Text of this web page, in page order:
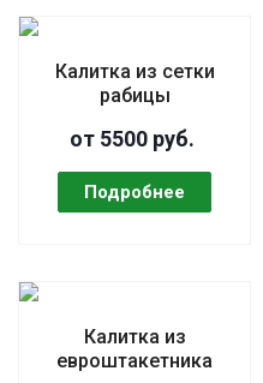
Калитка из сетки
рабицы
от 5500 руб.
Калитка из
евроштакетника